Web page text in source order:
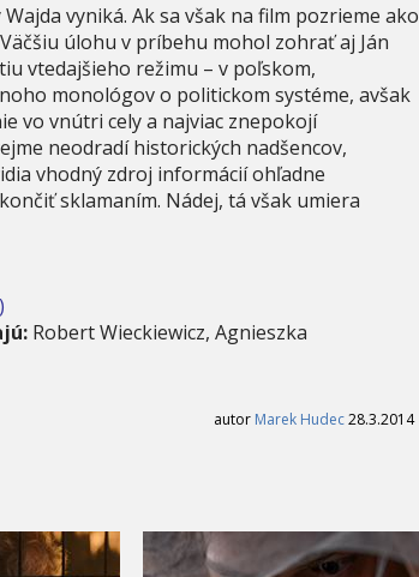
vyniká. Ak sa však na film pozrieme ako
úlohu v príbehu mohol zohrať aj Ján
vtedajšieho režimu – v poľskom,
monológov o politickom systéme, avšak
vo vnútri cely a najviac znepokojí
neodradí historických nadšencov,
vhodný zdroj informácií ohľadne
sklamaním. Nádej, tá však umiera
Robert Wieckiewicz, Agnieszka
autor Marek Hudec28.3.2014